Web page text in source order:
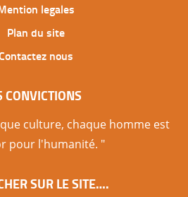
legales
Plan du site
nous
CONVICTIONS
culture, chaque homme est
pour l'humanité. "
SUR LE SITE….